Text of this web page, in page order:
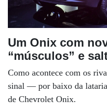
Um Onix com
“músculos” e
Como acontece com os
sinal — por baixo da
de Chevrolet Onix.